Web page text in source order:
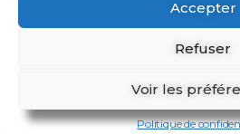
Accepter
Refuser
Voir les
Politique de
Designed by: Theme
WordPress